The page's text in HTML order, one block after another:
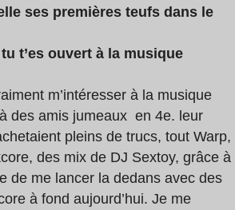
ses premières teufs dans le
t’es ouvert à la musique
m’intéresser à la musique
des amis jumeaux en 4e. leur
pleins de trucs, tout Warp,
des mix de DJ Sextoy, grâce à
de me lancer la dedans avec des
à fond aujourd’hui. Je me